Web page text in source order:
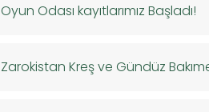
Oyun Odası kayıtlarımız Başladı!
Zarokistan Kreş ve Gündüz